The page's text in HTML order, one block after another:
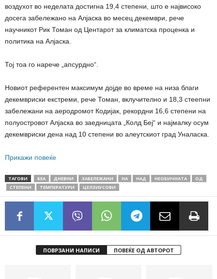
воздухот во неделата достигна 19,4 степени, што е највисоко
досега забележано на Алјаска во месец декември, рече
научникот Рик Томан од Центарот за климатска проценка и
политика на Алјаска.
Тој тоа го нарече „апсурдно“.
Новиот референтен максимум дојде во време на низа благи
декемвриски екстреми, рече Томан, ​вклучително и 18,3 стеепни
забележани на аеродромот Кодијак, рекордни 16,6 степени на
полуостровот Алјаска во заедницата „Колд Беј“ и најмалку осум
декемвриски дена над 10 степени во алеутскиот град Уналаска.
Прикажи повеќе
ТАГОВИ БЕА ДНЕВНИ ЗАБЕЛЕЖАНИ НА НАД НЕОБИЧНАТА
ОД
СТЕПЕНИ
ТЕМПЕРАТУРИ ЦЕЛЗИУСОВИ
ПОВРЗАНИ НАПИСИ ПОВЕЌЕ ОД АВТОРОТ